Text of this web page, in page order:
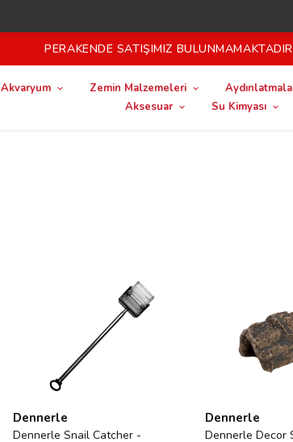
PERAKENDE SATIŞIMIZ
Akvaryum Zemin Malzemeleri
Aksesuar
Su Kimyası
Dennerle
Dennerle Snail Catcher -
Dennerle
Dennerle Decor